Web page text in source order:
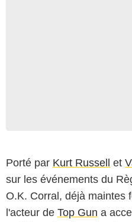
Porté par Kurt Russell et
sur les événements du
O.K. Corral, déjà maintes
l'acteur de Top Gun a